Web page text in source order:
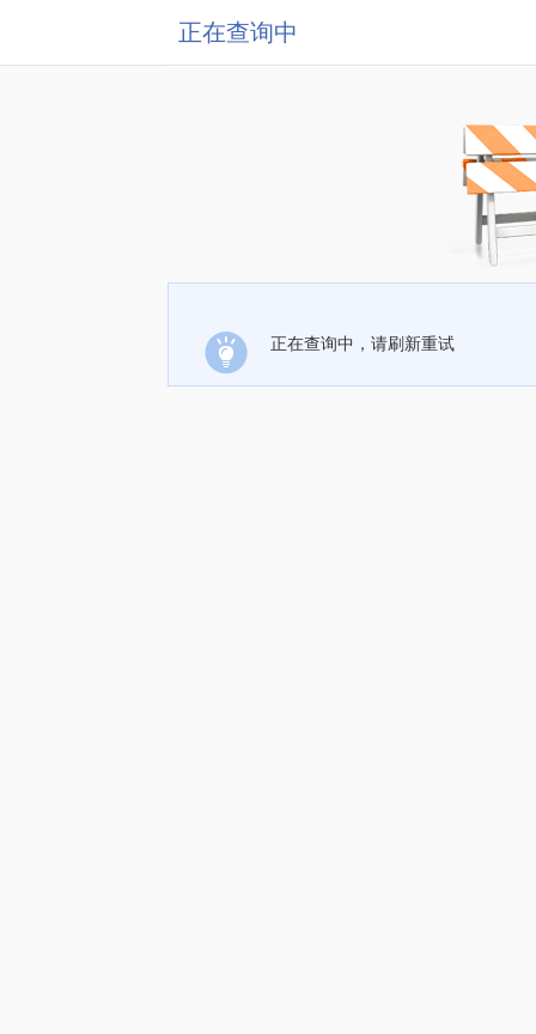
正在查询中
正在查询中，请刷新重试